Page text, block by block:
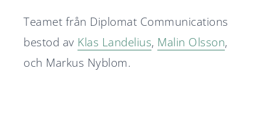
Teamet från Diplomat Communications
bestod av Klas Landelius, Malin Olsson,
och Markus Nyblom.